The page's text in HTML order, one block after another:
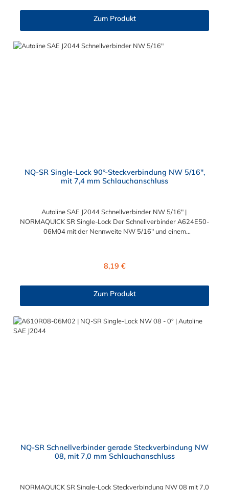
S 45° Steckverbindung NW 5/16" mit 6,4 mm (1/4")
Schlauchanschluss eignen sich ideal zum Anschluss von
medienführenden Leitungen und lassen sich ohne Werkzeug
schnell montieren.
Zum Produkt
NQ-SR Single-Lock 90°-Steckverbindung NW 5/16",
mit 7,4 mm Schlauchanschluss
Autoline SAE J2044 Schnellverbinder NW 5/16" |
NORMAQUICK SR Single-Lock Der Schnellverbinder A624E50-
06M04 mit der Nennweite NW 5/16" und einem
Inneren des Autoline SAE J2044 Schnellverbinder NW 5/16"
Die Serie NORMAQUICK SR Single-Lock entspricht der
ehemaligen Produktreihe Parker Autoline.
Regulärer Preis:
8,19 €
Zum Produkt
NQ-SR Schnellverbinder gerade Steckverbindung NW
08, mit 7,0 mm Schlauchanschluss
NORMAQUICK SR Single-Lock Steckverbindung NW 08 mit 7,0